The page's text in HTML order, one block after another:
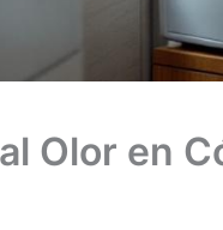
Olor en